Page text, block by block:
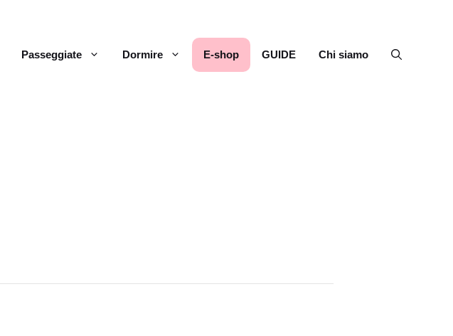
Passeggiate Dormire E-shop GUIDE Chi siamo